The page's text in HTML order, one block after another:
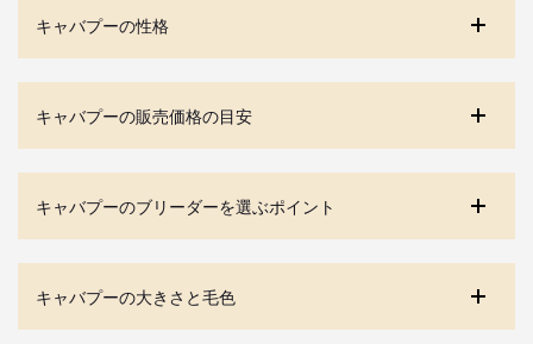
キャバプーの性格
キャバプーの販売価格の目安
キャバプーのブリーダーを選ぶポイント
キャバプーの大きさと毛色